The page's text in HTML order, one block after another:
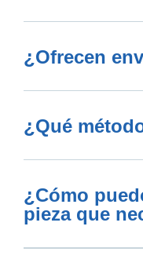
¿Ofrecen
¿Qué
¿Cómo
pieza que